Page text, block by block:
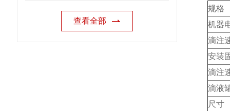
查看全部
规格
机器
滴注
安装
滴注
滴液
尺寸